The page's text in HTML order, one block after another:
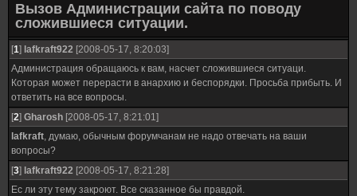
Вызов Администрации сайта по поводу
сложившиеся ситуации.
[1] lafkraft922 [2008-05-17, 8:20:03]
Администрация обращаюсь к вам, насчет сложившиеся ситуаци.
Которая может перерасти в анархию и беспорядки. Просьба прибыть. И
ответить на все вопросы.
[2] Gharosh [2008-05-17, 8:21:01]
lafkraft, думаю, обычным форумчанам не надо отвечать на ваши
вопросы?
[3] lafkraft922 [2008-05-17, 8:21:28]
Ес ли эту тему закроют. Все сказанное бы правдой.